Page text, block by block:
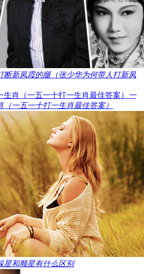
断新凤霞的腿（张少华为何带人打新凤
​一
（一五一十打一生肖最佳答案）
星和顺星有什么区别